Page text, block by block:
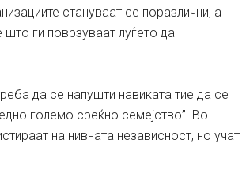
стануваат сe поразлични, а
ги поврзуваат луѓето да
да се напушти навиката тие да се
големо среќно семејство”. Во
на нивната независност, но учат